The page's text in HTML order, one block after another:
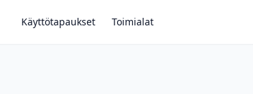
Käyttötapaukset Toimialat